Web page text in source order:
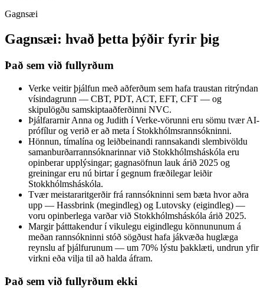
Gagnsæi
Gagnsæi: hvað þetta þýðir fyrir þig
Það sem við fullyrðum
Verke veitir þjálfun með aðferðum sem hafa traustan ritrýndan
vísindagrunn — CBT, PDT, ACT, EFT, CFT — og
skipulögðu samskiptaaðferðinni NVC.
Þjálfararnir Anna og Judith í Verke-vörunni eru sömu tvær AI-
prófílur og verið er að meta í Stokkhólmsrannsókninni.
Hönnun, tímalína og leiðbeinandi rannsakandi slembivöldu
samanburðarrannsóknarinnar við Stokkhólmsháskóla eru
opinberar upplýsingar; gagnasöfnun lauk árið 2025 og
greiningar eru nú birtar í gegnum fræðilegar leiðir
Stokkhólmsháskóla.
Tvær meistararitgerðir frá rannsókninni sem bæta hvor aðra
upp — Hassbrink (megindleg) og Lutovsky (eigindleg) —
voru opinberlega varðar við Stokkhólmsháskóla árið 2025.
Margir þátttakendur í vikulegu eigindlegu könnununum á
meðan rannsókninni stóð sögðust hafa jákvæða huglæga
reynslu af þjálfurunum — um 70% lýstu þakklæti, undrun yfir
virkni eða vilja til að halda áfram.
Það sem við fullyrðum ekki